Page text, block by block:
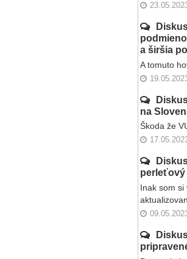
a širšia
A tomuto
na
Škoda že
perleťový
Inak som si